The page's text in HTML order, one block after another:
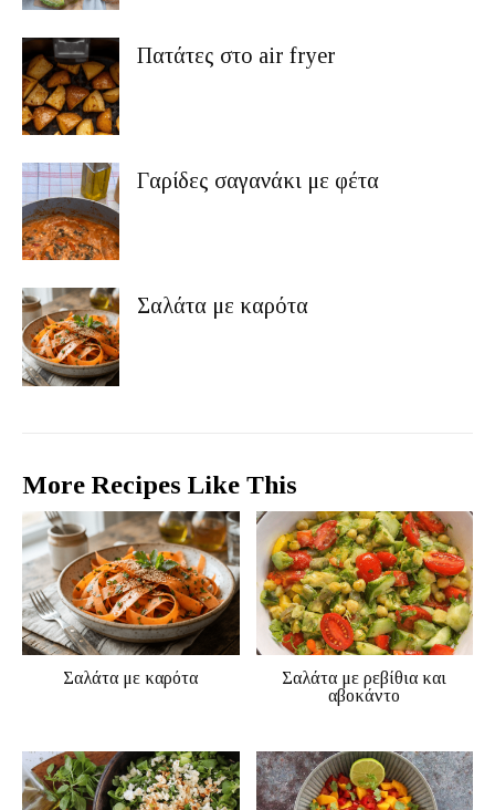
Πατάτες στο air fryer
Γαρίδες σαγανάκι με φέτα
Σαλάτα με καρότα
More Recipes Like This
Σαλάτα με καρότα
Σαλάτα με ρεβίθια και
αβοκάντο